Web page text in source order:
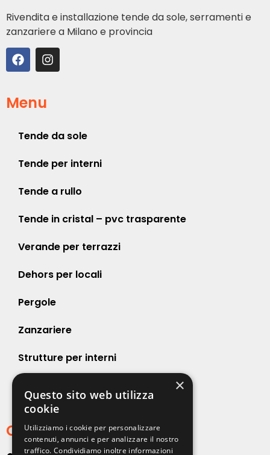
Rivendita e installazione tende da sole, serramenti e
zanzariere a Milano e provincia
Menu
Tende da sole
Tende per interni
Tende a rullo
Tende in cristal – pvc trasparente
Verande per terrazzi
Dehors per locali
Pergole
Zanzariere
Strutture per interni
Contatti
×
Questo sito web utilizza
cookie
Utilizziamo i cookie per personalizzare
contenuti, annunci e per analizzare il nostro
traffico. Condividiamo inoltre informazioni